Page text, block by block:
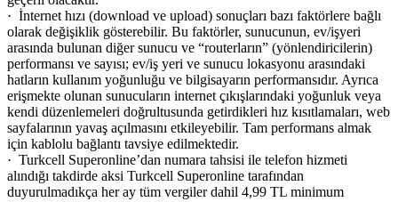
· İnternet hızı (download ve upload) sonuçları bazı faktörlere bağlı
olarak değişiklik gösterebilir. Bu faktörler, sunucunun, ev/işyeri
arasında bulunan diğer sunucu ve “routerların” (yönlendiricilerin)
performansı ve sayısı; ev/iş yeri ve sunucu lokasyonu arasındaki
hatların kullanım yoğunluğu ve bilgisayarın performansıdır. Ayrıca
erişmekte olunan sunucuların internet çıkışlarındaki yoğunluk veya
kendi düzenlemeleri doğrultusunda getirdikleri hız kısıtlamaları, web
sayfalarının yavaş açılmasını etkileyebilir. Tam performans almak
için kablolu bağlantı tavsiye edilmektedir.​
· Turkcell Superonline’dan numara tahsisi ile telefon hizmeti
alındığı takdirde aksi Turkcell Superonline tarafından
duyurulmadıkça her ay tüm vergiler dahil 4,99 TL minimum